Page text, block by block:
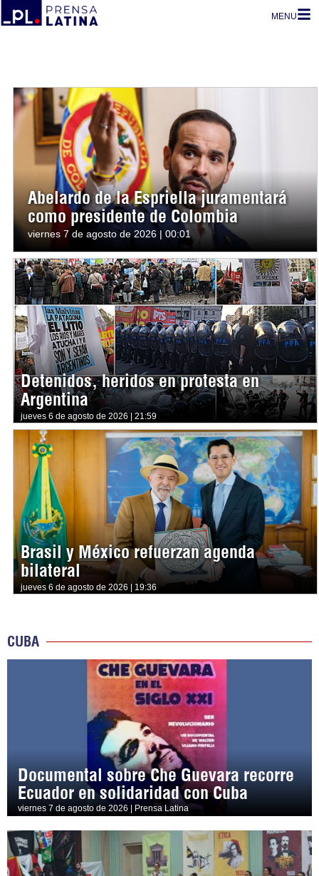
MENU
Abelardo de la Espriella juramentará
como presidente de Colombia
viernes 7 de agosto de 2026 | 00:01
Detenidos, heridos en protesta en
Argentina
jueves 6 de agosto de 2026 | 21:59
Brasil y México refuerzan agenda
bilateral
jueves 6 de agosto de 2026 | 19:36
CUBA
Documental sobre Che Guevara recorre
Ecuador en solidaridad con Cuba
viernes 7 de agosto de 2026 | Prensa Latina